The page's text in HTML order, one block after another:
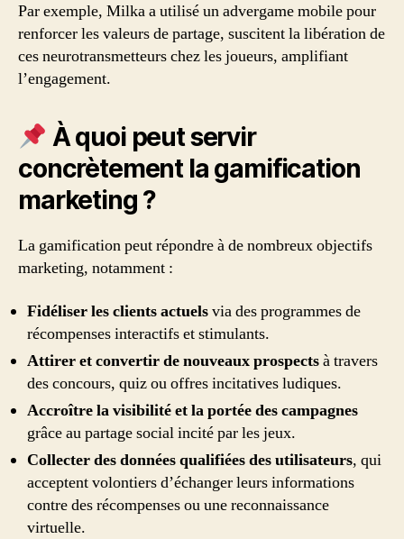
Par exemple, Milka a utilisé un advergame mobile pour
renforcer les valeurs de partage, suscitent la libération de
ces neurotransmetteurs chez les joueurs, amplifiant
l’engagement.
À quoi peut servir
concrètement la gamification
marketing ?
La gamification peut répondre à de nombreux objectifs
marketing, notamment :
Fidéliser les clients actuelsvia des programmes de
récompenses interactifs et stimulants.
Attirer et convertir de nouveaux prospectsà travers
des concours, quiz ou offres incitatives ludiques.
Accroître la visibilité et la portée des campagnes
grâce au partage social incité par les jeux.
Collecter des données qualifiées des utilisateurs, qui
acceptent volontiers d’échanger leurs informations
contre des récompenses ou une reconnaissance
virtuelle.